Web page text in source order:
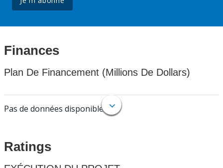
Finances
Plan De Financement (Millions De Dollars)
Pas de données disponibles.
Ratings